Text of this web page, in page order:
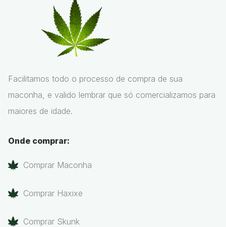
Facilitamos todo o processo de compra de sua
maconha, e valido lembrar que só comercializamos para
maiores de idade.
Onde comprar:
Comprar Maconha
Comprar Haxixe
Comprar Skunk